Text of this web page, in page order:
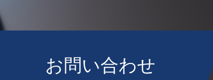
お問い合わせ